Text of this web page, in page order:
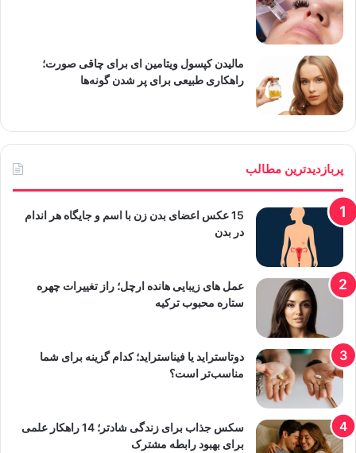
مالیدن کپسول ویتامین ای برای چاقی صورت؛
راهکاری طبیعی برای پر شدن گونه‌ها
پربازدیدترین مطالب
15 عکس اعضای بدن زن با اسم و جایگاه هر اندام
در بدن
عمل های زیبایی هانده ارچل؛ راز تغییرات چهره
ستاره محبوب ترکیه
دوتاستراید یا فیناستراید؛ کدام گزینه برای شما
مناسب‌تر است؟
سکس جذاب برای زندگی شادتر؛ 14 راهکار علمی
برای بهبود رابطه مشترک